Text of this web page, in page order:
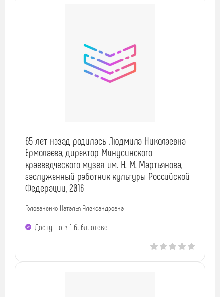
65 лет назад родилась Людмила Николаевна
Ермолаева, директор Минусинского
краеведческого музея им. Н. М. Мартьянова,
заслуженный работник культуры Российской
Федерации, 2016
Голованенко Наталья Александровна
Доступно в 1 библиотекe